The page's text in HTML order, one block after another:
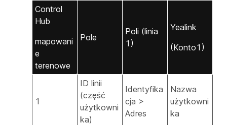
Control
Hub
mapowani
e
terenowe
Pole
Poli (linia
1)
Yealink
(Konto1)
1
ID linii
(część
użytkowni
ka)
Identyfika
cja >
Adres
Nazwa
użytkowni
ka